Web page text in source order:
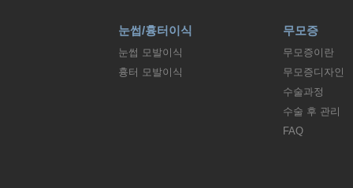
눈썹/흉터이식
눈썹 모발이식
흉터 모발이식
무모증
무모증이란
무모증디자인
수술과정
수술 후 관리
FAQ